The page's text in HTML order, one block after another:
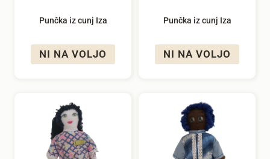
Punčka iz cunj Iza
NI NA VOLJO
Punčka iz cunj Iza
NI NA VOLJO